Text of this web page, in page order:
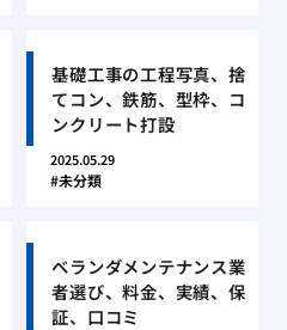
基礎工事の工程写真、捨
てコン、鉄筋、型枠、コ
ンクリート打設
2025.05.29
未分類
ベランダメンテナンス業
者選び、料金、実績、保
証、口コミ